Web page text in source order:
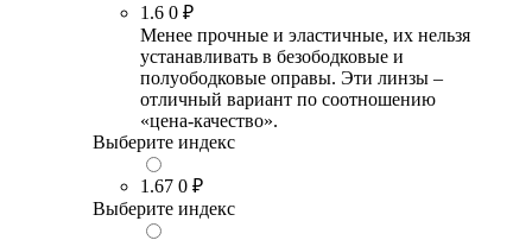
1.6 0 ₽
Менее прочные и эластичные, их нельзя
устанавливать в безободковые и
полуободковые оправы. Эти линзы –
отличный вариант по соотношению
«цена-качество».
Выберите индекс
1.67 0 ₽
Выберите индекс